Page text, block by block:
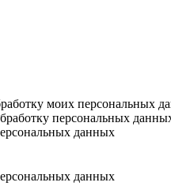
моих
персональных
данных
данных